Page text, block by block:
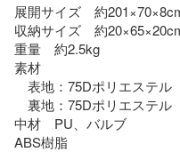
展開サイズ　約
収納サイズ　約
重量　約2.5kg
素材
表地：75Dポリエステル
裏地：75Dポリエステル
中材　PU、バルブ
ABS樹脂